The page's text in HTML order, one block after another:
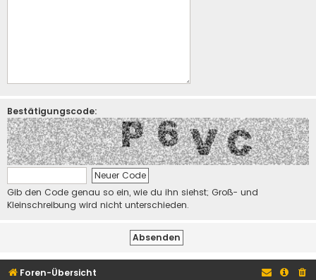
Bestätigungscode:
Gib den Code genau so ein, wie du ihn siehst; Groß- und
Kleinschreibung wird nicht unterschieden.
Foren-Übersicht